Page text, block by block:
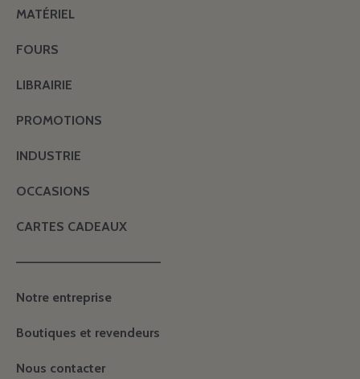
MATÉRIEL
FOURS
LIBRAIRIE
PROMOTIONS
INDUSTRIE
OCCASIONS
CARTES CADEAUX
———————————————
Notre entreprise
Boutiques et revendeurs
Nous contacter